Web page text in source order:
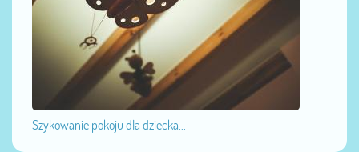
Szykowanie pokoju dla dziecka...